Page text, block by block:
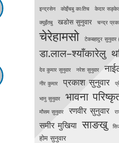
इन्द्रसेन काेइँचबु काःतिच केदार
क्युइँतबु खडोस सुनुवार चन्द्र
चेरेहामसो टेकबहादुर सुनुवार
डा.लाल–श्याँकारेलु
देव कुमार सुनुवार नरेश सुनुवार
नीर कुमार
प्रकाश सुनुवार
भानु सुनुवार भावना
मौसम सुनुवार रणवीर सुनुवार
समीर मुखिया साङखु
होम सुनुवार